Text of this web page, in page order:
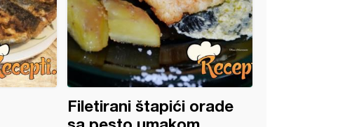
Filetirani štapići orade